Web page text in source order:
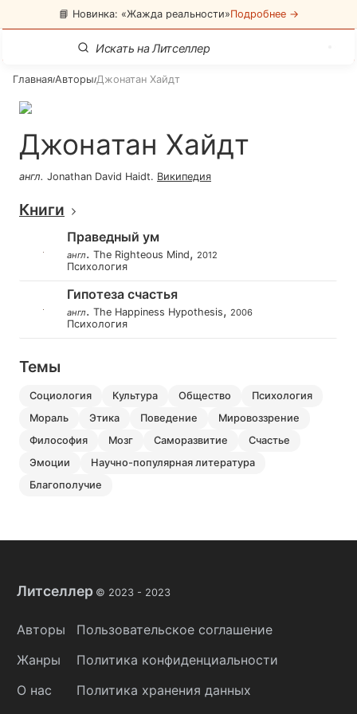
📘 Новинка: «Жажда реальности»Подробнее →
Главная/Авторы/Джонатан Хайдт
Джонатан Хайдт
англ. Jonathan David Haidt. Википедия
Книги
Праведный ум
англ. The Righteous Mind, 2012
Психология
Гипотеза счастья
англ. The Happiness Hypothesis, 2006
Психология
Темы
социология культура общество
психология
мораль
этика поведение
мировоззрение
философия
мозг саморазвитие
счастье
эмоции
научно-популярная литература
благополучие
Литселлер © 2023 - 2023
Авторы
Жанры
О нас
Пользовательское соглашение
Политика конфиденциальности
Политика хранения данных